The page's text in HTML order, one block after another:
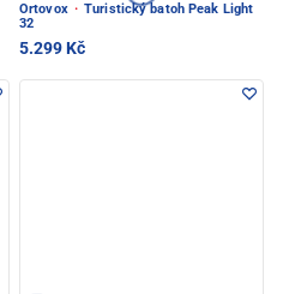
Ortovox · Turistický batoh Peak Light
32
5.299 Kč